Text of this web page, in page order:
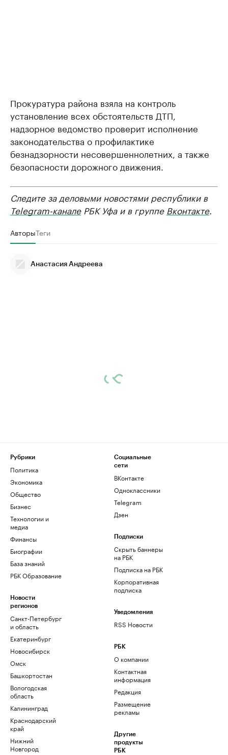
Прокуратура района взяла на контроль
установление всех обстоятельств ДТП,
надзорное ведомство проверит исполнение
законодательства о профилактике
безнадзорности несовершеннолетних, а также
безопасности дорожного движения.
Следите за деловыми новостями республики в
Telegram-каналеРБК Уфа и в группе Вконтакте.
АвторыТеги
Анастасия Андреева
Рубрики
Политика
Экономика
Общество
Бизнес
Технологии и
медиа
Финансы
Биографии
База знаний
РБК Образование
Новости
регионов
Санкт-Петербург
и область
Екатеринбург
Новосибирск
Омск
Башкортостан
Вологодская
область
Калининград
Краснодарский
край
Нижний
Новгород
Социальные
сети
ВКонтакте
Одноклассники
Telegram
Дзен
Подписки
Скрыть баннеры
на РБК
Подписка на РБК
Корпоративная
подписка
Уведомления
RSS Новости
РБК
О компании
Контактная
информация
Редакция
Размещение
рекламы
Другие
продукты
РБК